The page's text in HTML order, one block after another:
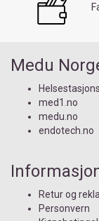
Medu
med1.no
medu.no
endotech.no
Retur og
Personvern